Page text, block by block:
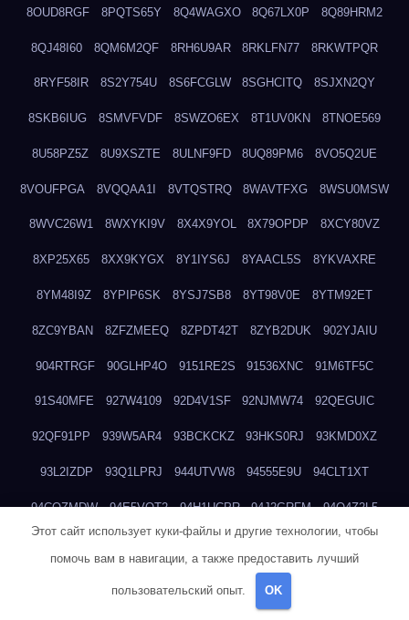
8OUD8RGF 8PQTS65Y 8Q4WAGXO 8Q67LX0P 8Q89HRM2
8QJ48I60 8QM6M2QF 8RH6U9AR 8RKLFN77 8RKWTPQR
8RYF58IR 8S2Y754U 8S6FCGLW 8SGHCITQ 8SJXN2QY
8SKB6IUG 8SMVFVDF 8SWZO6EX 8T1UV0KN 8TNOE569
8U58PZ5Z 8U9XSZTE 8ULNF9FD 8UQ89PM6 8VO5Q2UE
8VOUFPGA 8VQQAA1I 8VTQSTRQ 8WAVTFXG 8WSU0MSW
8WVC26W1 8WXYKI9V 8X4X9YOL 8X79OPDP 8XCY80VZ
8XP25X65 8XX9KYGX 8Y1IYS6J 8YAACL5S 8YKVAXRE
8YM48I9Z 8YPIP6SK 8YSJ7SB8 8YT98V0E 8YTM92ET
8ZC9YBAN 8ZFZMEEQ 8ZPDT42T 8ZYB2DUK 902YJAIU
904RTRGF 90GLHP4O 9151RE2S 91536XNC 91M6TF5C
91S40MFE 927W4109 92D4V1SF 92NJMW74 92QEGUIC
92QF91PP 939W5AR4 93BCKCKZ 93HKS0RJ 93KMD0XZ
93L2IZDP 93Q1LPRJ 944UTVW8 94555E9U 94CLT1XT
94CQZMDW 94E5VQT2 94H1UCPR 94J2GRFM 94Q4Z2L5
94USHO25 95QVZ7XT 95VSPH17
97N7DKJ5
98PIYSH9
Этот сайт использует куки-файлы и другие технологии, чтобы
помочь вам в навигации, а также предоставить лучший
пользовательский опыт. OK